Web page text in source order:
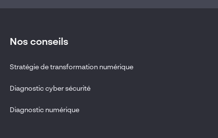
Nos conseils
Stratégie de transformation numérique
Diagnostic cyber sécurité
Diagnostic numérique